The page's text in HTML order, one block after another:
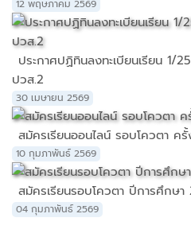
12 พฤษภาคม 2569
ประกาศปฏิทินลงทะเบียนเรียน 1/
ปวส.2
30 เมษายน 2569
สมัครเรียนออนไลน์ รอบโควตา ค
10 กุมภาพันธ์ 2569
สมัครเรียนรอบโควตา ปีการศึกษ
04 กุมภาพันธ์ 2569